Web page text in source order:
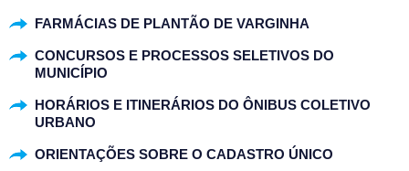
FARMÁCIAS DE PLANTÃO DE VARGINHA
CONCURSOS E PROCESSOS SELETIVOS DO
MUNICÍPIO
HORÁRIOS E ITINERÁRIOS DO ÔNIBUS COLETIVO
URBANO
ORIENTAÇÕES SOBRE O CADASTRO ÚNICO